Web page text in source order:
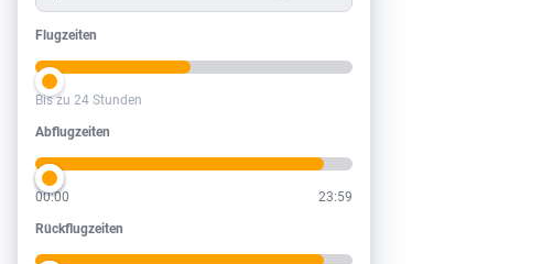
Flugzeiten
Flugzeiten
Bis zu 24 Stunden
Abflugzeiten
Abflugzeiten
00:00 23:59
Rückflugzeiten
Rückflugzeiten